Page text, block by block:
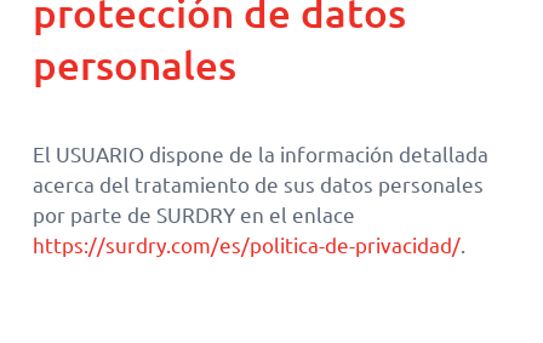
protección de datos
personales
El USUARIO dispone de la información detallada
acerca del tratamiento de sus datos personales
por parte de SURDRY en el enlace
https://surdry.com/es/politica-de-privacidad/.